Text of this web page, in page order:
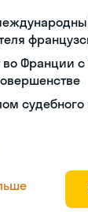
Франции с